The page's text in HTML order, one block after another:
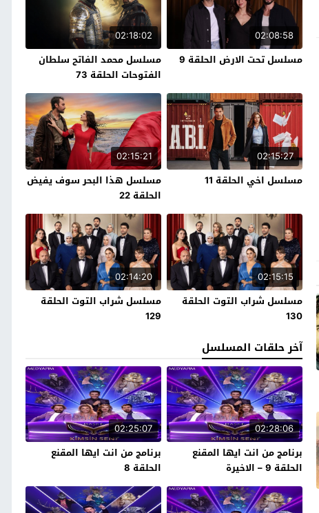
02:08:58
مسلسل تحت الارض الحلقة 9
02:18:02
مسلسل محمد الفاتح سلطان
الفتوحات الحلقة 73
02:15:27
مسلسل اخي الحلقة 11
02:15:21
مسلسل هذا البحر سوف يفيض
الحلقة 22
02:15:15
مسلسل شراب التوت الحلقة
130
02:14:20
مسلسل شراب التوت الحلقة
129
آخر حلقات المسلسل
02:28:06
برنامج من انت ايها المقنع
الحلقة 9 – الاخيرة
02:25:07
برنامج من انت ايها المقنع
الحلقة 8